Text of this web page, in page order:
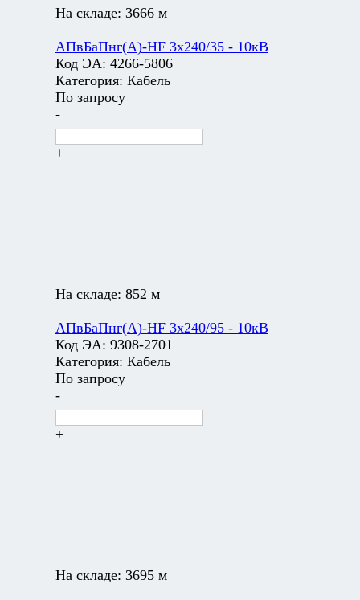
На складе: 3666 м
АПвБаПнг(А)-HF 3х240/35 - 10кВ
Код ЭА: 4266-5806
Категория: Кабель
По запросу
-
+
На складе: 852 м
АПвБаПнг(А)-HF 3х240/95 - 10кВ
Код ЭА: 9308-2701
Категория: Кабель
По запросу
-
+
На складе: 3695 м